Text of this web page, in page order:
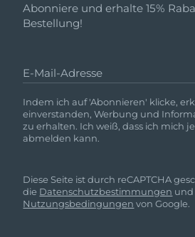
Abonniere und erhalte 15%
Bestellung!
E-Mail-Adresse
Indem ich auf 'Abonnieren' klicke,
einverstanden, Werbung und
zu erhalten. Ich weiß, dass ich mich
abmelden kann.
Diese Seite ist durch reCAPTCHA
die Datenschutzbestimmungen und
Nutzungsbedingungen von Google.